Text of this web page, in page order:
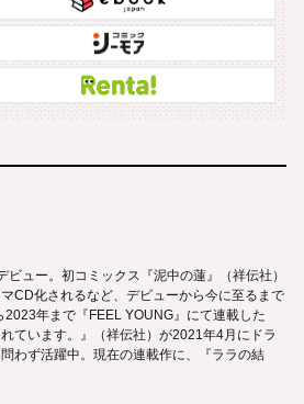
ュー。初コミックス『泥中の蓮』（祥伝社）
CD化されるなど、デビューから今に至るまで
年まで『FEEL YOUNG』にて連載した
ています。』（祥伝社）が2021年4月にドラ
わず活躍中。現在の連載作に、『ララの結